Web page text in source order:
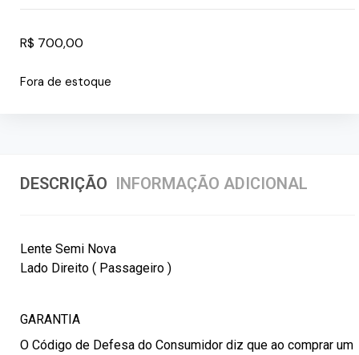
R$ 700,00
Fora de estoque
DESCRIÇÃO INFORMAÇÃO ADICIONAL
Lente Semi Nova
Lado Direito ( Passageiro )
GARANTIA
O Código de Defesa do Consumidor diz que ao comprar um